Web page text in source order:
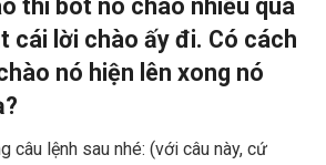
thì bot nó chào nhiều quá
cái lời chào ấy đi. Có cách
nó hiện lên xong nó
câu lệnh sau nhé: (với câu này, cứ